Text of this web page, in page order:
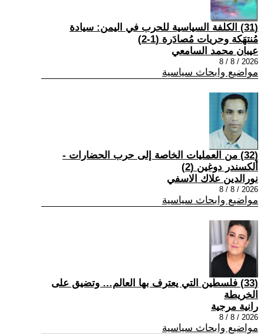
(31) الكلفة السياسية للحرب في اليمن: سيادة
مُنتهَكة وحريات مُصادَرة (1-2)
عيبان محمد السامعي
2026 / 8 / 8
مواضيع وابحاث سياسية
(32) من العمليات الخاصة إلى حرب الحضارات -
ألكسندر دوغين (2)
نورالدين علاك الاسفي
2026 / 8 / 8
مواضيع وابحاث سياسية
(33) فلسطين التي يعترف بها العالم… وتضيق على
الخريطة
رانية مرجية
2026 / 8 / 8
مواضيع وابحاث سياسية